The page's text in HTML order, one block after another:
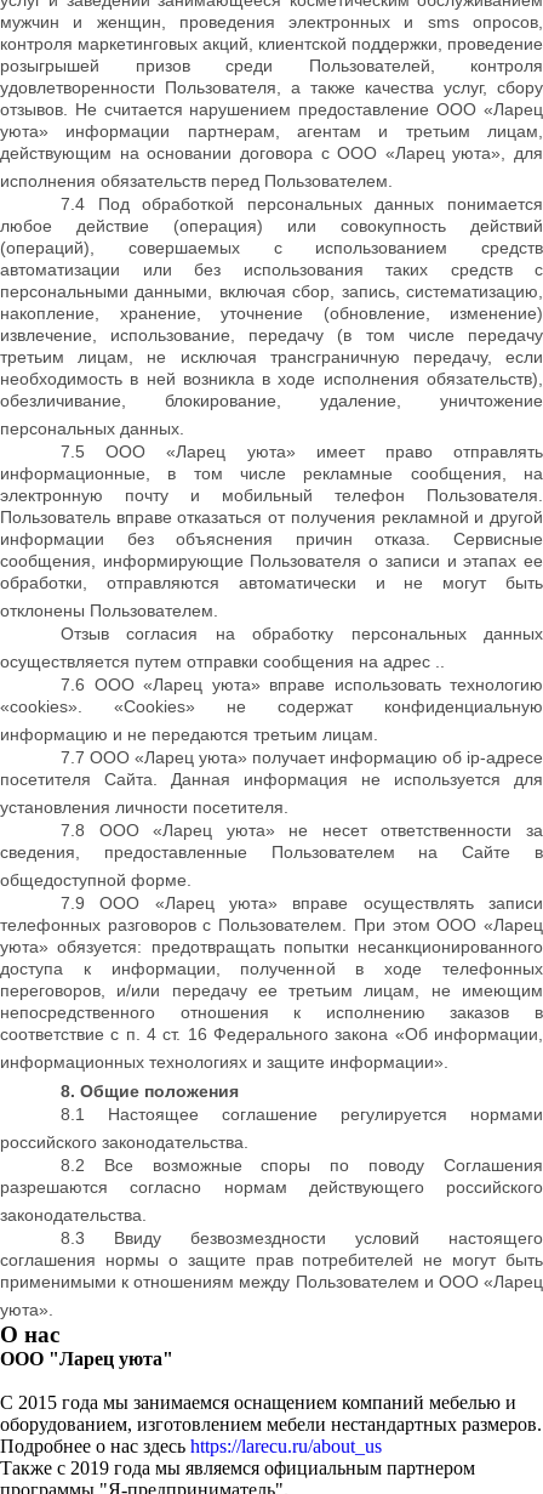
мужчин и женщин, проведения электронных и sms опросов,
контроля маркетинговых акций, клиентской поддержки, проведение
розыгрышей призов среди Пользователей, контроля
удовлетворенности Пользователя, а также качества услуг, сбору
отзывов. Не считается нарушением предоставление ООО «Ларец
уюта» информации партнерам, агентам и третьим лицам,
действующим на основании договора с ООО «Ларец уюта», для
исполнения обязательств перед Пользователем.
7.4 Под обработкой персональных данных понимается
любое действие (операция) или совокупность действий
(операций), совершаемых с использованием средств
автоматизации или без использования таких средств с
персональными данными, включая сбор, запись, систематизацию,
накопление, хранение, уточнение (обновление, изменение)
извлечение, использование, передачу (в том числе передачу
третьим лицам, не исключая трансграничную передачу, если
необходимость в ней возникла в ходе исполнения обязательств),
обезличивание, блокирование, удаление, уничтожение
персональных данных.
7.5 ООО «Ларец уюта» имеет право отправлять
информационные, в том числе рекламные сообщения, на
электронную почту и мобильный телефон Пользователя.
Пользователь вправе отказаться от получения рекламной и другой
информации без объяснения причин отказа. Сервисные
сообщения, информирующие Пользователя о записи и этапах ее
обработки, отправляются автоматически и не могут быть
отклонены Пользователем.
Отзыв согласия на обработку персональных данных
осуществляется путем отправки сообщения на адрес ..
7.6 ООО «Ларец уюта» вправе использовать технологию
«cookies». «Cookies» не содержат конфиденциальную
информацию и не передаются третьим лицам.
7.7 ООО «Ларец уюта» получает информацию об ip-адресе
посетителя Сайта. Данная информация не используется для
установления личности посетителя.
7.8 ООО «Ларец уюта» не несет ответственности за
сведения, предоставленные Пользователем на Сайте в
общедоступной форме.
7.9 ООО «Ларец уюта» вправе осуществлять записи
телефонных разговоров с Пользователем. При этом ООО «Ларец
уюта» обязуется: предотвращать попытки несанкционированного
доступа к информации, полученной в ходе телефонных
переговоров, и/или передачу ее третьим лицам, не имеющим
непосредственного отношения к исполнению заказов в
соответствие с п. 4 ст. 16 Федерального закона «Об информации,
информационных технологиях и защите информации».
8. Общие положения
8.1 Настоящее соглашение регулируется нормами
российского законодательства.
8.2 Все возможные споры по поводу Соглашения
разрешаются согласно нормам действующего российского
законодательства.
8.3 Ввиду безвозмездности условий настоящего
соглашения нормы о защите прав потребителей не могут быть
применимыми к отношениям между Пользователем и ООО «Ларец
уюта».
О нас
ООО "Ларец уюта"
С 2015 года мы занимаемся оснащением компаний мебелью и
оборудованием, изготовлением мебели нестандартных размеров.
Подробнее о нас здесь https://larecu.ru/about_us
Также с 2019 года мы являемся официальным партнером
программы "Я-предприниматель".